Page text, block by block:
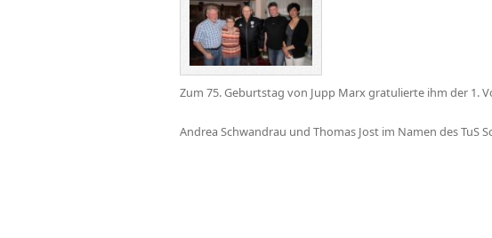
Zum 75. Geburtstag von Jupp Marx gratulierte ihm der 1.
Andrea Schwandrau und Thomas Jost im Namen des TuS